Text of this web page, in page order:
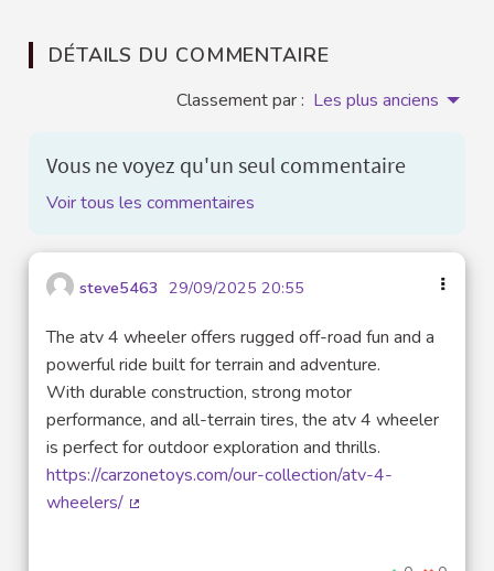
DÉTAILS DU COMMENTAIRE
Classement par : Les plus anciens
Vous ne voyez qu'un seul commentaire
Voir tous les commentaires
steve5463 29/09/2025 20:55
The atv 4 wheeler offers rugged off-road fun and a
powerful ride built for terrain and adventure.
With durable construction, strong motor
performance, and all-terrain tires, the atv 4 wheeler
is perfect for outdoor exploration and thrills.
https://carzonetoys.com/our-collection/atv-4-
wheelers/